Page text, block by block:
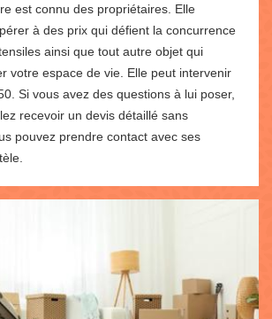
est connu des propriétaires. Elle
à des prix qui défient la concurrence
ainsi que tout autre objet qui
votre espace de vie. Elle peut intervenir
Si vous avez des questions à lui poser,
recevoir un devis détaillé sans
pouvez prendre contact avec ses